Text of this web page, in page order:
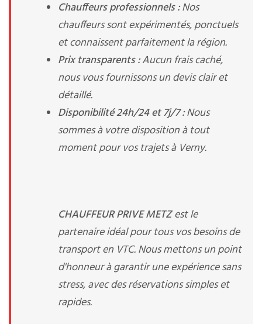
Chauffeurs professionnels :Nos
chauffeurs sont expérimentés, ponctuels
et connaissent parfaitement la région.
Prix transparents :Aucun frais caché,
nous vous fournissons un devis clair et
détaillé.
Disponibilité 24h/24 et 7j/7 :Nous
sommes à votre disposition à tout
moment pour vos trajets à Verny.
CHAUFFEUR PRIVE METZest le
partenaire idéal pour tous vos besoins de
transport en VTC. Nous mettons un point
d'honneur à garantir une expérience sans
stress, avec des réservations simples et
rapides.